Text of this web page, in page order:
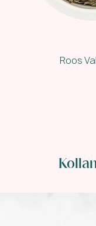
Roos